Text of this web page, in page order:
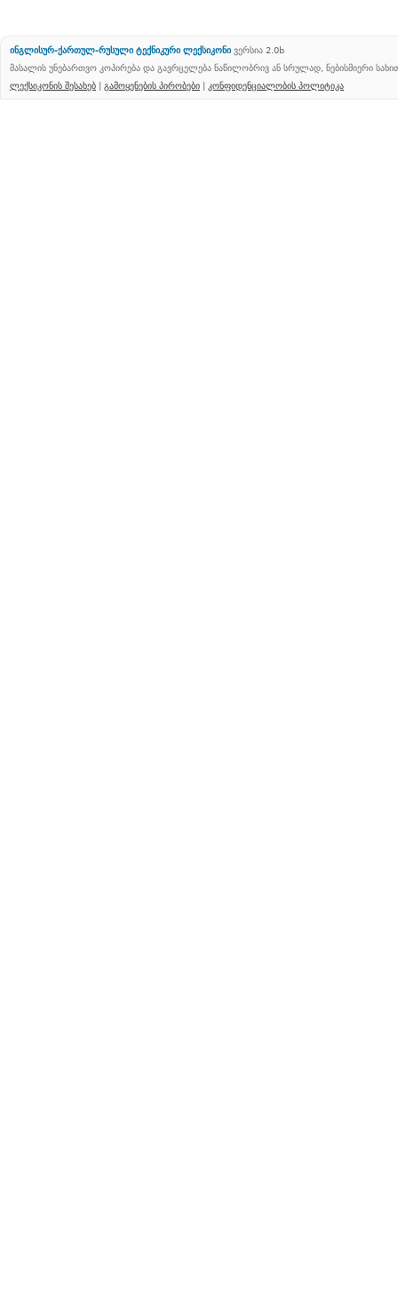
ინგლისურ-ქართულ-რუსული ტექნიკური ლექსიკონი ვერსია 2.0b
მასალის უნებართვო კოპირება და გავრცელება ნაწილობრივ ან სრულად, ნებისმიერი
ლექსიკონის შესახებ | გამოყენების პირობები | კონფიდენციალობის პოლიტიკა